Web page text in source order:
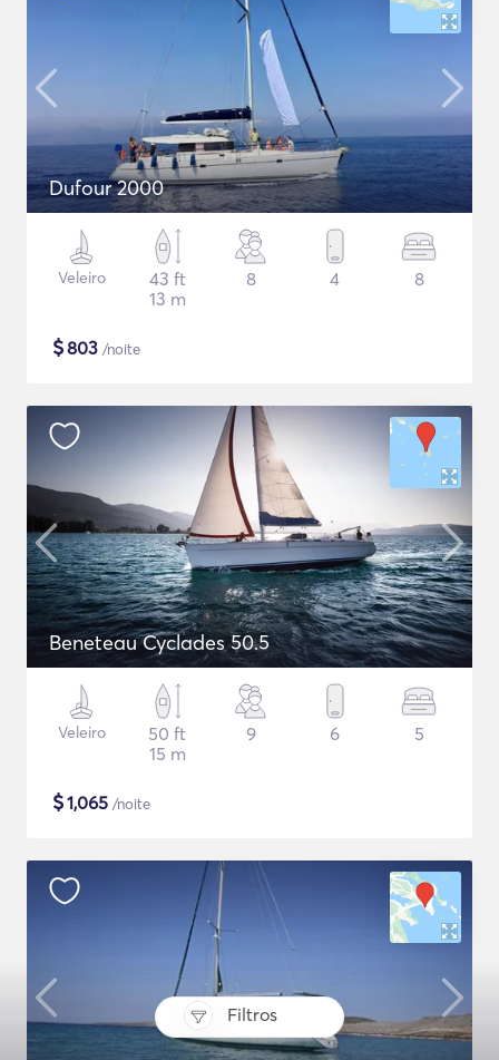
Filtros
Dufour 2000
Veleiro
43 ft
13 m
8 4 8
$803 /noite
Beneteau Cyclades 50.5
Veleiro
50 ft
15 m
9 6 5
$1,065 /noite